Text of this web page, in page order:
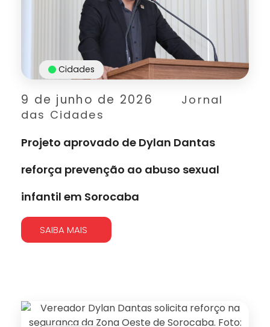
9 de junho de 2026
Jornal
das Cidades
Cidades
Projeto aprovado de Dylan Dantas
reforça prevenção ao abuso sexual
infantil em Sorocaba
SAIBA MAIS